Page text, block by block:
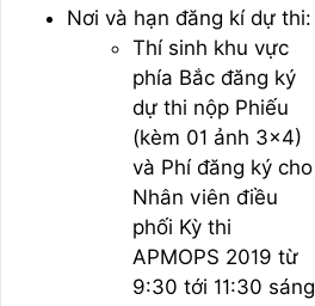
Nơi và hạn đăng kí dự thi:
Thí sinh khu vực
phía Bắc đăng ký
dự thi nộp Phiếu
(kèm 01 ảnh 3×4)
và Phí đăng ký cho
Nhân viên điều
phối Kỳ thi
APMOPS 2019 từ
9:30 tới 11:30 sáng